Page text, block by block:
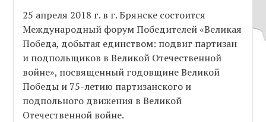
25 апреля 2018 г. в г. Брянске состоится
Международный форум Победителей «Великая
Победа, добытая единством: подвиг партизан
и подпольщиков в Великой Отечественной
войне», посвященный годовщине Великой
Победы и 75-летию партизанского и
подпольного движения в Великой
Отечественной войне.